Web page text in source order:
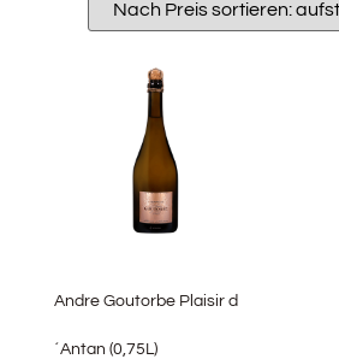
Andre Goutorbe Plaisir d
´Antan (0,75L)